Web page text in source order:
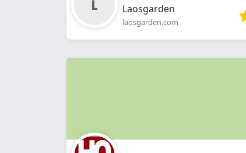
Laosgarden
laosgarden.com